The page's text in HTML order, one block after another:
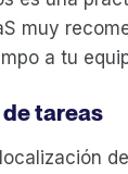
muy
a tu
tareas